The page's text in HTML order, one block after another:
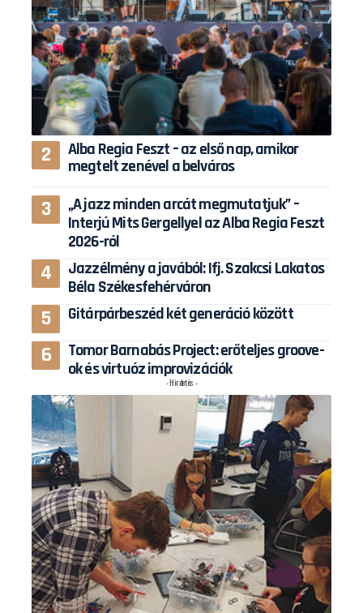
Alba Regia Feszt – az első nap, amikor
megtelt zenével a belváros
„A jazz minden arcát megmutatjuk” –
Interjú Mits Gergellyel az Alba Regia Feszt
2026-ról
Jazzélmény a javából: Ifj. Szakcsi Lakatos
Béla Székesfehérváron
Gitárpárbeszéd két generáció között
Tomor Barnabás Project: erőteljes groove-
ok és virtuóz improvizációk
- Hirdetés -